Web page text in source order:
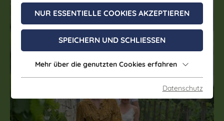
NUR ESSENTIELLE COOKIES AKZEPTIEREN
SPEICHERN UND SCHLIESSEN
Mehr über die genutzten Cookies erfahren
Datenschutz